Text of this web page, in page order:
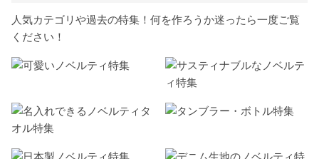
人気カテゴリや過去の特集！何を作ろうか迷ったら一度ご覧
ください！